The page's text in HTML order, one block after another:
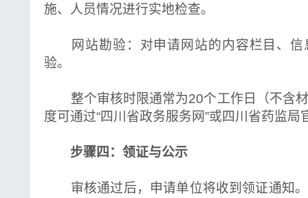
施、人员情况进行实地检查。
网站勘验：对申请网站的内容栏目、信
验。
整个审核时限通常为20个工作日（不含材
度可通过“四川省政务服务网”或四川省药监局
步骤四：领证与公示
审核通过后，申请单位将收到领证通知。